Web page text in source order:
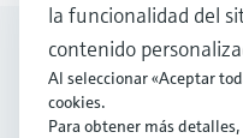
Obtenga más
sobre la
la funcionalidad del
contenido
Al seleccionar «Aceptar
cookies.
Para obtener más